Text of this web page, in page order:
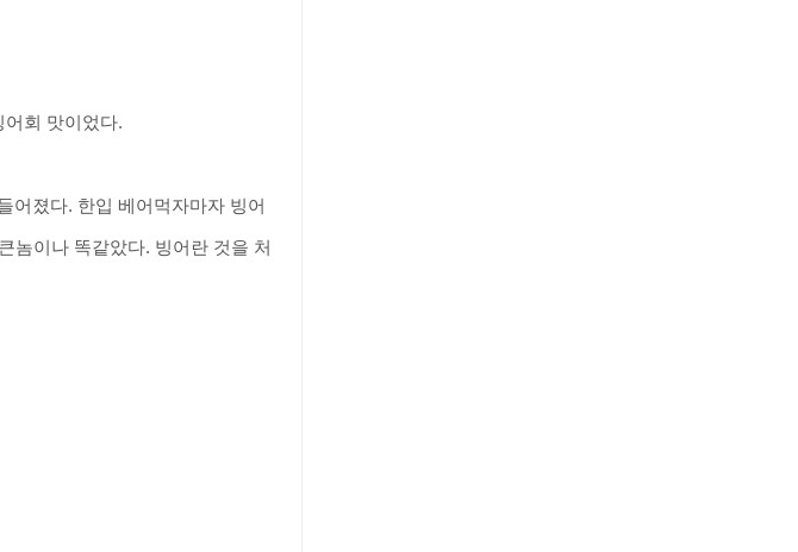
회 맛이 었다.
어졌다. 한입 베어먹자마자 빙어
놈이나 똑같았다. 빙어란 것을 처